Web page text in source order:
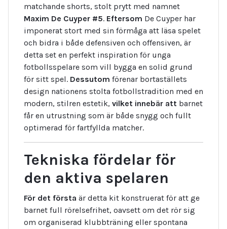
matchande shorts, stolt prytt med namnet
Maxim De Cuyper #5. Eftersom De Cuyper har
imponerat stort med sin förmåga att läsa spelet
och bidra i både defensiven och offensiven, är
detta set en perfekt inspiration för unga
fotbollsspelare som vill bygga en solid grund
för sitt spel. Dessutom förenar bortaställets
design nationens stolta fotbollstradition med en
modern, stilren estetik, vilket innebär att barnet
får en utrustning som är både snygg och fullt
optimerad för fartfyllda matcher.
Tekniska fördelar för
den aktiva spelaren
För det första är detta kit konstruerat för att ge
barnet full rörelsefrihet, oavsett om det rör sig
om organiserad klubbträning eller spontana